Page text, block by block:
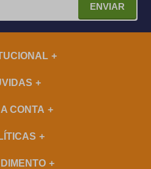
ENVIAR
CONTA